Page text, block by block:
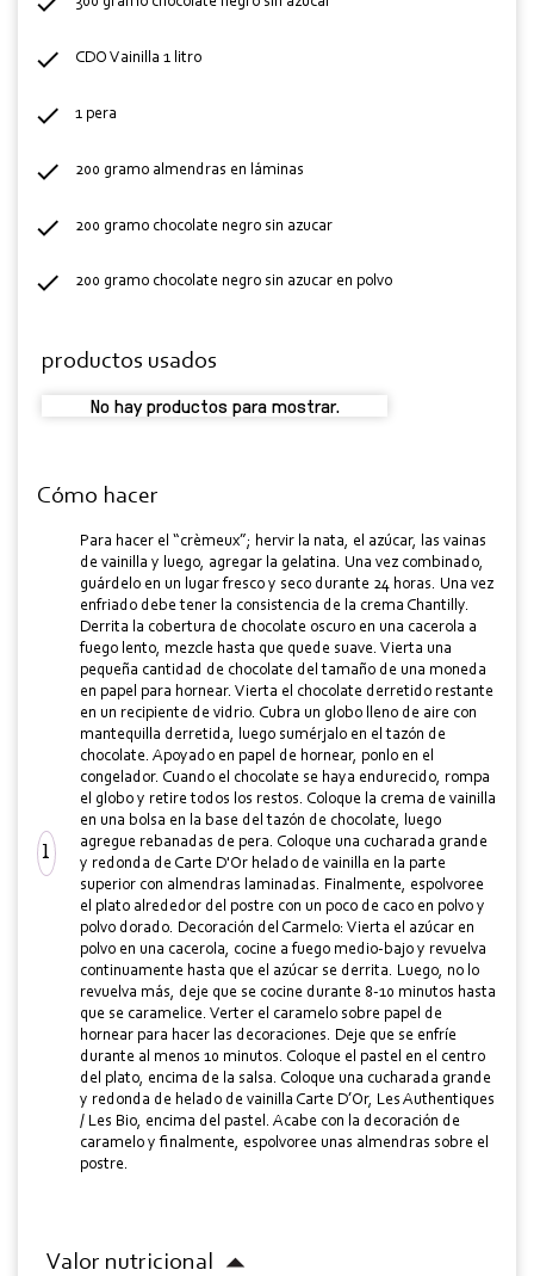
CDO Vainilla 1 litro
1 pera
200 gramo almendras en láminas
200 gramo chocolate negro sin azucar
200 gramo chocolate negro sin azucar en polvo
productos usados
No hay productos para mostrar.
Cómo hacer
Para hacer el “crèmeux”; hervir la nata, el azúcar, las vainas
de vainilla y luego, agregar la gelatina. Una vez combinado,
guárdelo en un lugar fresco y seco durante 24 horas. Una vez
enfriado debe tener la consistencia de la crema Chantilly.
Derrita la cobertura de chocolate oscuro en una cacerola a
fuego lento, mezcle hasta que quede suave. Vierta una
pequeña cantidad de chocolate del tamaño de una moneda
en papel para hornear. Vierta el chocolate derretido restante
en un recipiente de vidrio. Cubra un globo lleno de aire con
mantequilla derretida, luego sumérjalo en el tazón de
chocolate. Apoyado en papel de hornear, ponlo en el
congelador. Cuando el chocolate se haya endurecido, rompa
el globo y retire todos los restos. Coloque la crema de vainilla
en una bolsa en la base del tazón de chocolate, luego
agregue rebanadas de pera. Coloque una cucharada grande
y redonda de Carte D'Or helado de vainilla en la parte
superior con almendras laminadas. Finalmente, espolvoree
el plato alrededor del postre con un poco de caco en polvo y
polvo dorado. Decoración del Carmelo: Vierta el azúcar en
polvo en una cacerola, cocine a fuego medio-bajo y revuelva
continuamente hasta que el azúcar se derrita. Luego, no lo
revuelva más, deje que se cocine durante 8-10 minutos hasta
que se caramelice. Verter el caramelo sobre papel de
hornear para hacer las decoraciones. Deje que se enfríe
durante al menos 10 minutos. Coloque el pastel en el centro
del plato, encima de la salsa. Coloque una cucharada grande
y redonda de helado de vainilla Carte D’Or, Les Authentiques
/ Les Bio, encima del pastel. Acabe con la decoración de
caramelo y finalmente, espolvoree unas almendras sobre el
postre.
Valor nutricional